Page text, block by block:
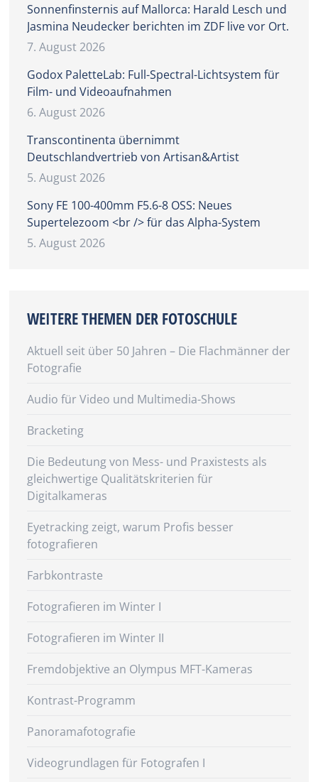
Sonnenfinsternis auf Mallorca: Harald Lesch und
Jasmina Neudecker berichten im ZDF live vor Ort.
7. August 2026
Godox PaletteLab: Full-Spectral-Lichtsystem für
Film- und Videoaufnahmen
6. August 2026
Transcontinenta übernimmt
Deutschlandvertrieb von Artisan&Artist
5. August 2026
Sony FE 100-400mm F5.6-8 OSS: Neues
Supertelezoom <br /> für das Alpha-System
5. August 2026
WEITERE THEMEN DER FOTOSCHULE
Aktuell seit über 50 Jahren – Die Flachmänner der
Fotografie
Audio für Video und Multimedia-Shows
Bracketing
Die Bedeutung von Mess- und Praxistests als
gleichwertige Qualitätskriterien für
Digitalkameras
Eyetracking zeigt, warum Profis besser
fotografieren
Farbkontraste
Fotografieren im Winter I
Fotografieren im Winter II
Fremdobjektive an Olympus MFT-Kameras
Kontrast-Programm
Panoramafotografie
Videogrundlagen für Fotografen I